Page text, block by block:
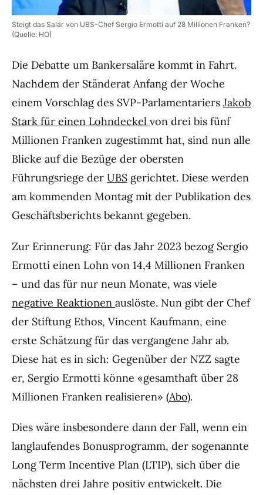
Steigt das Salär von UBS-Chef Sergio Ermotti auf 28 Millionen Franken?
(Quelle: HO)
Die Debatte um Bankersaläre kommt in Fahrt.
Nachdem der Ständerat Anfang der Woche
einem Vorschlag des SVP-Parlamentariers Jakob
Stark für einen Lohndeckel von drei bis fünf
Millionen Franken zugestimmt hat, sind nun alle
Blicke auf die Bezüge der obersten
Führungsriege der UBS gerichtet. Diese werden
am kommenden Montag mit der Publikation des
Geschäftsberichts bekannt gegeben.
Zur Erinnerung: Für das Jahr 2023 bezog Sergio
Ermotti einen Lohn von 14,4 Millionen Franken
– und das für nur neun Monate, was viele
negative Reaktionen auslöste. Nun gibt der Chef
der Stiftung Ethos, Vincent Kaufmann, eine
erste Schätzung für das vergangene Jahr ab.
Diese hat es in sich: Gegenüber der NZZ sagte
er, Sergio Ermotti könne «gesamthaft über 28
Millionen Franken realisieren» (Abo).
Dies wäre insbesondere dann der Fall, wenn ein
langlaufendes Bonusprogramm, der sogenannte
Long Term Incentive Plan (LTIP), sich über die
nächsten drei Jahre positiv entwickelt. Die